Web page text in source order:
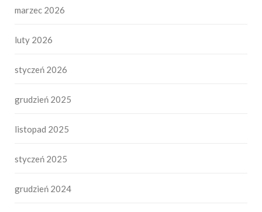
marzec 2026
luty 2026
styczeń 2026
grudzień 2025
listopad 2025
styczeń 2025
grudzień 2024